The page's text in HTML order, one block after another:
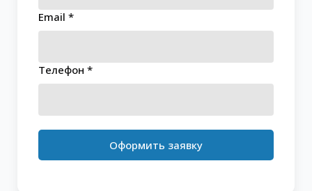
Email *
Телефон *
Оформить заявку